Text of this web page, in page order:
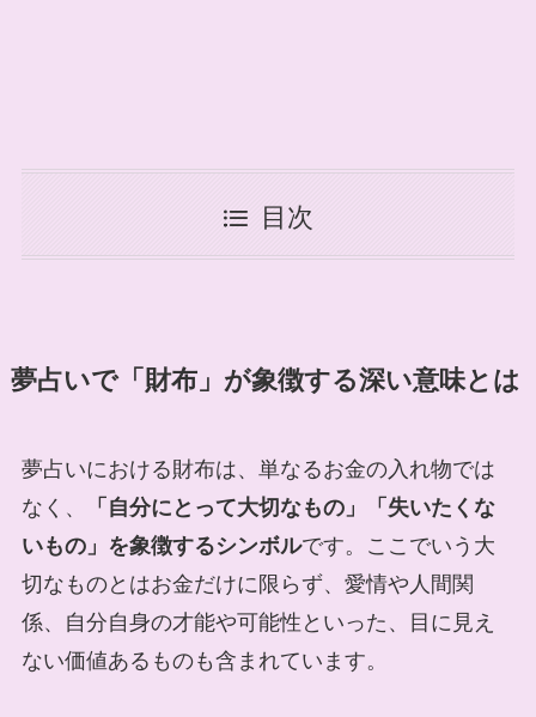
目次
夢占いで「財布」が象徴する深い意味とは
夢占いにおける財布は、単なるお金の入れ物では
なく、
「自分にとって大切なもの」「失いたくな
いもの」を象徴するシンボルです。ここでいう大
切なものとはお金だけに限らず、愛情や人間関
係、自分自身の才能や可能性といった、目に見え
ない価値あるものも含まれています。